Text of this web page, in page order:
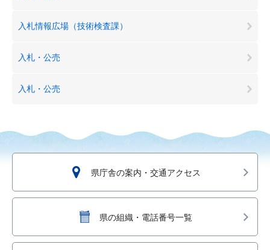
入札情報広場（技術検査課）
入札・公売
入札・公売
県庁舎の案内・交通アクセス
県の組織・電話番号一覧